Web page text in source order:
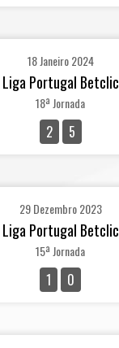
18 Janeiro 2024
Liga Portugal Betclic
18ª Jornada
2 5
29 Dezembro 2023
Liga Portugal Betclic
15ª Jornada
1 0